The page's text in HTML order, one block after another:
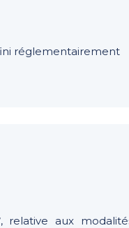
réglementairement
, relative aux